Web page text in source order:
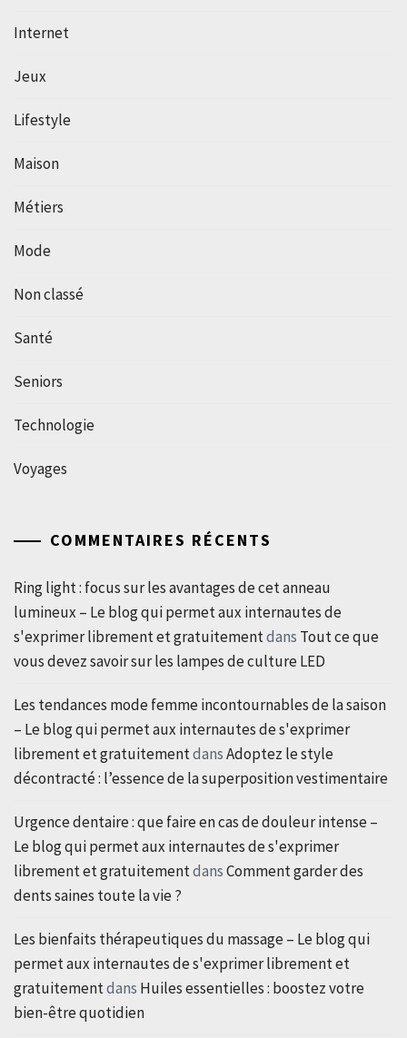
Internet
Jeux
Lifestyle
Maison
Métiers
Mode
Non classé
Santé
Seniors
Technologie
Voyages
COMMENTAIRES RÉCENTS
Ring light : focus sur les avantages de cet anneau
lumineux – Le blog qui permet aux internautes de
s'exprimer librement et gratuitementdans Tout ce que
vous devez savoir sur les lampes de culture LED
Les tendances mode femme incontournables de la saison
– Le blog qui permet aux internautes de s'exprimer
librement et gratuitementdansAdoptez le style
décontracté : l’essence de la superposition vestimentaire
Urgence dentaire : que faire en cas de douleur intense –
Le blog qui permet aux internautes de s'exprimer
librement et gratuitementdansComment garder des
dents saines toute la vie ?
Les bienfaits thérapeutiques du massage – Le blog qui
permet aux internautes de s'exprimer librement et
gratuitementdans Huiles essentielles : boostez votre
bien-être quotidien